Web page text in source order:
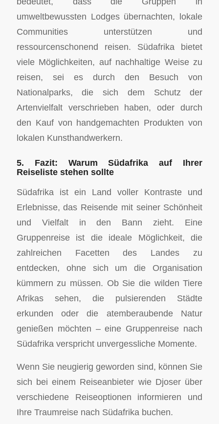
umweltbewussten Lodges übernachten, lokale
Communities unterstützen und
ressourcenschonend reisen. Südafrika bietet
viele Möglichkeiten, auf nachhaltige Weise zu
reisen, sei es durch den Besuch von
Nationalparks, die sich dem Schutz der
Artenvielfalt verschrieben haben, oder durch
den Kauf von handgemachten Produkten von
lokalen Kunsthandwerkern.
5. Fazit: Warum Südafrika auf Ihrer
Reiseliste stehen sollte
Südafrika ist ein Land voller Kontraste und
Erlebnisse, das Reisende mit seiner Schönheit
und Vielfalt in den Bann zieht. Eine
Gruppenreise ist die ideale Möglichkeit, die
zahlreichen Facetten des Landes zu
entdecken, ohne sich um die Organisation
kümmern zu müssen. Ob Sie die wilden Tiere
Afrikas sehen, die pulsierenden Städte
erkunden oder die atemberaubende Natur
genießen möchten – eine Gruppenreise nach
Südafrika verspricht unvergessliche Momente.
Wenn Sie neugierig geworden sind, können Sie
sich bei einem Reiseanbieter wie Djoser über
verschiedene Reiseoptionen informieren und
Ihre Traumreise nach Südafrika buchen.